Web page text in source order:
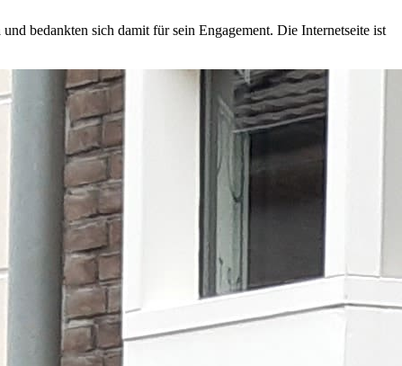
bedankten sich damit für sein Engagement. Die Internetseite ist